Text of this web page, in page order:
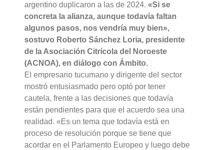
argentino duplicaron a las de 2024.«Si se
concreta la alianza, aunque todavía faltan
algunos pasos, nos vendría muy bien»,
sostuvo Roberto Sánchez Loria, presidente
de la Asociación Citrícola del Noroeste
(ACNOA), en diálogo con Ámbito.
El empresario tucumano y dirigente del sector
mostró entusiasmado pero optó por tener
cautela, frente a las decisiones que todavía
están pendientes para que el acuerdo sea una
realidad. «Es un tema que todavía está en
proceso de resolución porque se tiene que
acordar en el Parlamento Europeo y luego debe